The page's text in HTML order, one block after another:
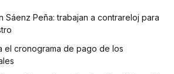
Sáenz Peña: trabajan a contrareloj para
el cronograma de pago de los